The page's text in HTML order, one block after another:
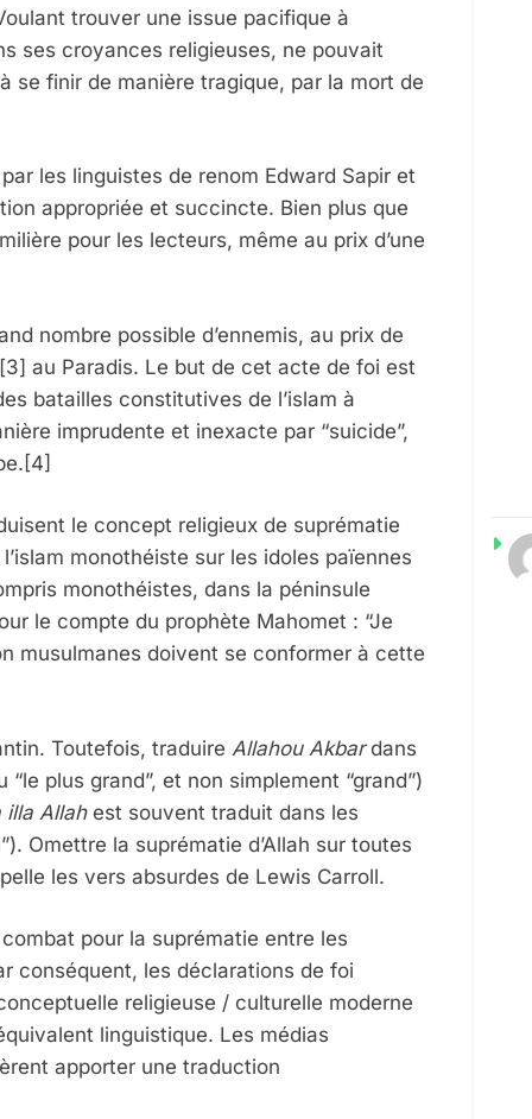
trouver une issue pacifique à
ses croyances religieuses, ne pouvait
se finir de manière tragique, par la mort de
les linguistes de renom Edward Sapir et
appropriée et succincte. Bien plus que
pour les lecteurs, même au prix d’une
nombre possible d’ennemis, au prix de
au Paradis. Le but de cet acte de foi est
batailles constitutives de l’islam à
imprudente et inexacte par “suicide”,
le concept religieux de suprématie
monothéiste sur les idoles païennes
monothéistes, dans la péninsule
le compte du prophète Mahomet : “Je
musulmanes doivent se conformer à cette
Toutefois, traduire Allahou Akbardans
plus grand”, et non simplement “grand”)
illa Allahest souvent traduit dans les
Omettre la suprématie d’Allah sur toutes
les vers absurdes de Lewis Carroll.
pour la suprématie entre les
conséquent, les déclarations de foi
religieuse / culturelle moderne
linguistique. Les médias
apporter une traduction